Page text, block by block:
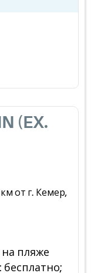
(EX.
от г. Кемер,
пляже